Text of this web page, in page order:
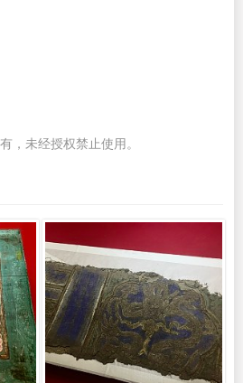
，未经授权禁止使用。